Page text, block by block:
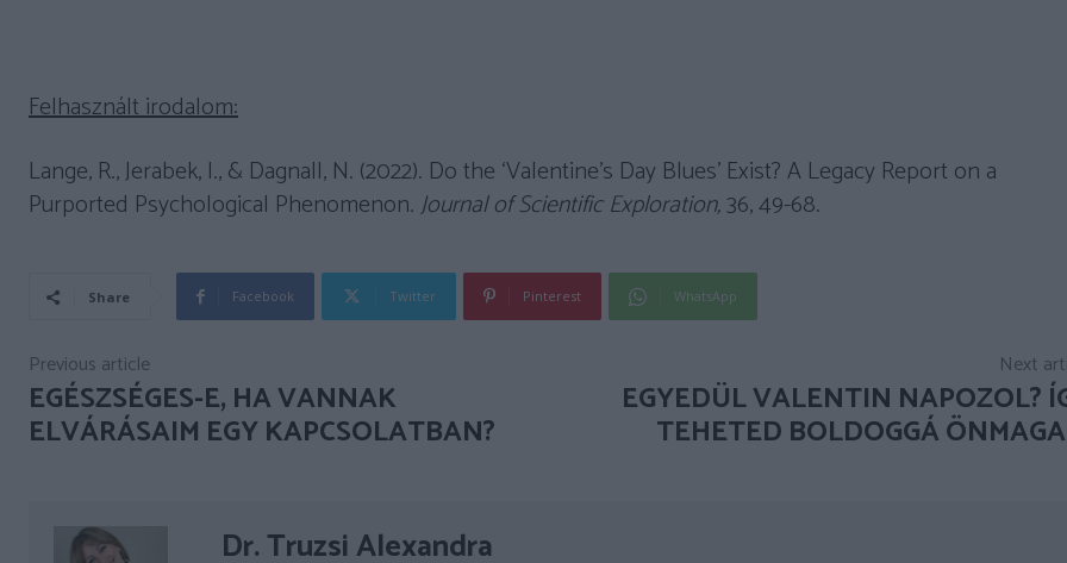
Felhasznált irodalom:
Lange, R., Jerabek, I., & Dagnall, N. (2022). Do the ‘Valentine’s Day Blues’ Exist? A Legacy Report on a
Purported Psychological Phenomenon.Journal of Scientific Exploration,36, 49-68.
Share Facebook Twitter Pinterest WhatsApp
Previous article
EGÉSZSÉGES-E, HA VANNAK
ELVÁRÁSAIM EGY KAPCSOLATBAN?
Next
EGYEDÜL VALENTIN NAPOZOL?
TEHETED BOLDOGGÁ
Dr. Truzsi Alexandra